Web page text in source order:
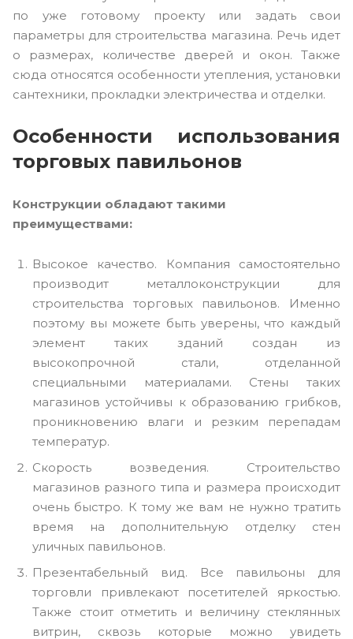
по уже готовому проекту или задать свои
параметры для строительства магазина. Речь идет
о размерах, количестве дверей и окон. Также
сюда относятся особенности утепления, установки
сантехники, прокладки электричества и отделки.
Особенности использования
торговых павильонов
Конструкции обладают такими
преимуществами:
Высокое качество. Компания самостоятельно
производит металлоконструкции для
строительства торговых павильонов. Именно
поэтому вы можете быть уверены, что каждый
элемент таких зданий создан из
высокопрочной стали, отделанной
специальными материалами. Стены таких
магазинов устойчивы к образованию грибков,
проникновению влаги и резким перепадам
температур.
Скорость возведения. Строительство
магазинов разного типа и размера происходит
очень быстро. К тому же вам не нужно тратить
время на дополнительную отделку стен
уличных павильонов.
Презентабельный вид. Все павильоны для
торговли привлекают посетителей яркостью.
Также стоит отметить и величину стеклянных
витрин, сквозь которые можно увидеть